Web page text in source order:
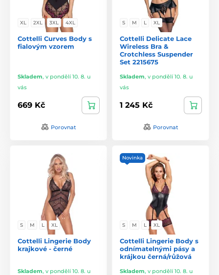
XL 2XL 3XL 4XL
Cottelli Curves Body s
fialovým vzorem
Skladem, v pondělí 10. 8. u
vás
669 Kč
Porovnat
S M L XL
Cottelli Delicate Lace
Wireless Bra &
Crotchless Suspender
Set 2215675
Skladem, v pondělí 10. 8. u
vás
1 245 Kč
Porovnat
S M L XL
Cottelli Lingerie Body
krajkové - černé
Skladem, v pondělí 10. 8. u
Novinka
S M L XL
Cottelli Lingerie Body s
odnímatelnými pásy a
krájkou černá/růžová
Skladem, v pondělí 10. 8. u